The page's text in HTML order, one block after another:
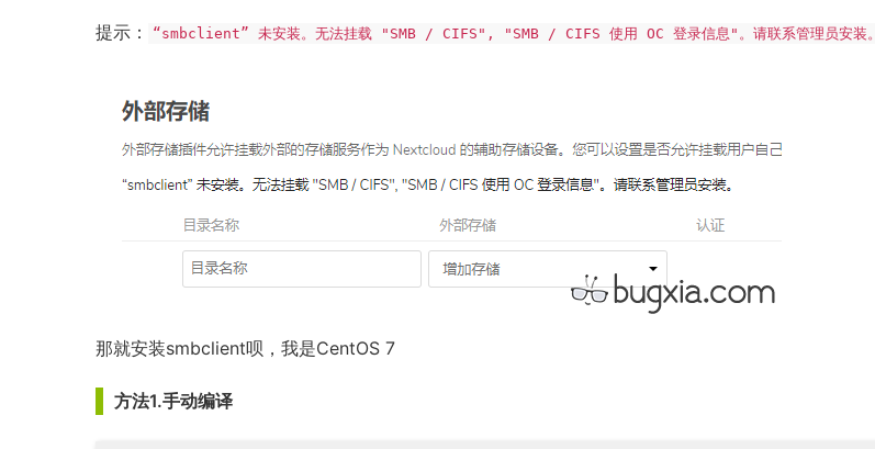
提示：
“smbclient” 未安装。无法挂载 "SMB / CIFS", "SMB / CIFS 使用 OC 登录信息"。请联系管理员安装。
那就安装smbclient呗，我是CentOS 7
方法1.手动编译